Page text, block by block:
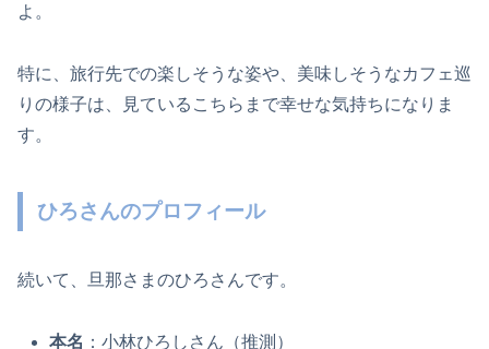
よ。
​特に、旅行先での楽しそうな姿や、美味しそうなカフェ巡
りの様子は、見ているこちらまで幸せな気持ちになりま
す。​
ひろさんのプロフィール
続いて、旦那さまのひろさんです。
本名 ：​小林ひろしさん（推測）​